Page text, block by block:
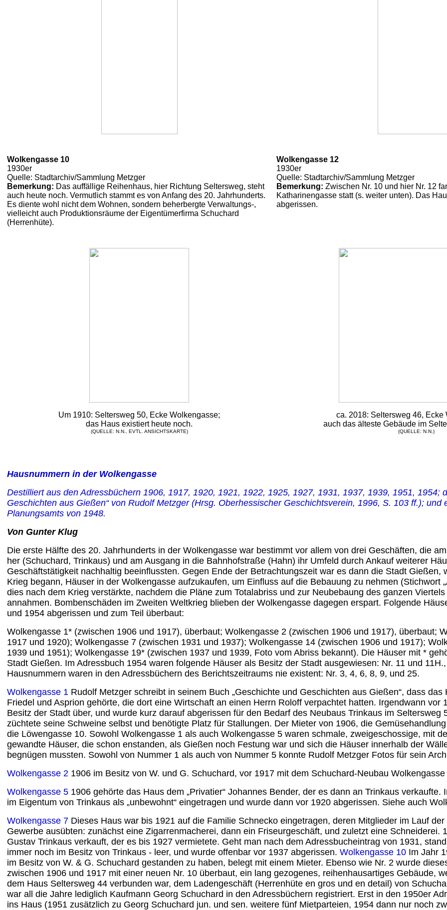
Wolkengasse 10
1930er
Quelle: Stadtarchiv/Sammlung Metzger
Bemerkung: Das auffällige Reihenhaus, hier Richtung Seltersweg, steht
auch heute noch. Vermutlich stammt es von Anfang des 20. Jahrhunderts.
Es diente wohl nicht dem Wohnen, sondern beherbergte Verwaltungs-,
vielleicht auch Produktionsräume der Eigentümerfirma Schuchard
(Herrenhüte).
Wolkengasse 12
1930er
Quelle: Stadtarchiv/Sammlung Metzger
Bemerkung: Zwischen Nr. 10 und hier Nr. 12
Katharinengasse statt (s. weiter unten). Das
abgerissen.
Um 1910: Seltersweg 50, Ecke Wolkengasse;
das Haus existiert heute noch.
(QUELLE: N.N., EVTL. ANSICHTSKARTE)
ca. 2018: Seltersweg 46, Ecke
auch das älteste Gebäude im
(QUELLE: N.N.)
Hausnummern in der Wolkengasse
Destilliert aus den Adressbüchern 1906, 1917, 1920, 1921, 1922, 1925, 1927, 1931, 1937, 1939, 1951, 1954;
Geschichten aus Gießen“ von Rudolf Metzger (Hrsg. Oberhessischer Geschichtsverein, 1996, S. 103 ff.); und
Planungsamts von 1948.
Von Gunter Klug
Die erste Hälfte des 20. Jahrhunderts in der Wolkengasse war bestimmt vor allem von drei Geschäften, die
her (Schuchard, Trinkaus) und am Ausgang in die Bahnhofstraße (Hahn) ihr Umfeld durch Ankauf weiterer
Geschäftstätigkeit nachhaltig beeinflussten. Gegen Ende der Betrachtungszeit war es dann die Stadt Gießen,
Krieg begann, Häuser in der Wolkengasse aufzukaufen, um Einfluss auf die Bebauung zu nehmen (Stichwort
dies nach dem Krieg verstärkte, nachdem die Pläne zum Totalabriss und zur Neubebaung des ganzen
annahmen. Bombenschäden im Zweiten Weltkrieg blieben der Wolkengasse dagegen erspart. Folgende
und 1954 abgerissen und zum Teil überbaut:
Wolkengasse 1* (zwischen 1906 und 1917), überbaut; Wolkengasse 2 (zwischen 1906 und 1917), überbaut;
1917 und 1920); Wolkengasse 7 (zwischen 1931 und 1937); Wolkengasse 14 (zwischen 1906 und 1917);
1939 und 1951); Wolkengasse 19* (zwischen 1937 und 1939, Foto vom Abriss bekannt). Die Häuser mit *
Stadt Gießen. Im Adressbuch 1954 waren folgende Häuser als Besitz der Stadt ausgewiesen: Nr. 11 und
Hausnummern waren in den Adressbüchern des Berichtszeitraums nie existent: Nr. 3, 4, 6, 8, 9, und 25.
Wolkengasse 1 Rudolf Metzger schreibt in seinem Buch „Geschichte und Geschichten aus Gießen“, dass das
Friedel und Asprion gehörte, die dort eine Wirtschaft an einen Herrn Roloff verpachtet hatten. Irgendwann vor
Besitz der Stadt über, und wurde kurz darauf abgerissen für den Bedarf des Neubaus Trinkaus im Seltersweg
züchtete seine Schweine selbst und benötigte Platz für Stallungen. Der Mieter von 1906, die
die Löwengasse 10. Sowohl Wolkengasse 1 als auch Wolkengasse 5 waren schmale, zweigeschossige, mit
gewandte Häuser, die schon enstanden, als Gießen noch Festung war und sich die Häuser innerhalb der
begnügen mussten. Sowohl von Nummer 1 als auch von Nummer 5 konnte Rudolf Metzger Fotos für sein
Wolkengasse 2 1906 im Besitz von W. und G. Schuchard, vor 1917 mit dem Schuchard-Neubau
Wolkengasse 5 1906 gehörte das Haus dem „Privatier“ Johannes Bender, der es dann an Trinkaus verkaufte.
im Eigentum von Trinkaus als „unbewohnt“ eingetragen und wurde dann vor 1920 abgerissen. Siehe auch
Wolkengasse 7 Dieses Haus war bis 1921 auf die Familie Schnecko eingetragen, deren Mitglieder im Lauf
Gewerbe ausübten: zunächst eine Zigarrenmacherei, dann ein Friseurgeschäft, und zuletzt eine Schneiderei.
Gustav Trinkaus verkauft, der es bis 1927 vermietete. Geht man nach dem Adressbucheintrag von 1931,
immer noch im Besitz von Trinkaus - leer, und wurde offenbar vor 1937 abgerissen. Wolkengasse 10 Im Jahr
im Besitz von W. & G. Schuchard gestanden zu haben, belegt mit einem Mieter. Ebenso wie Nr. 2 wurde
zwischen 1906 und 1917 mit einer neuen Nr. 10 überbaut, ein lang gezogenes, reihenhausartiges Gebäude,
dem Haus Seltersweg 44 verbunden war, dem Ladengeschäft (Herrenhüte en gros und en detail) von
war all die Jahre lediglich Kaufmann Georg Schuchard in den Adressbüchern registriert. Erst in den 1950er
ins Haus (1951 zusätzlich zu Georg Schuchard jun. und sen. weitere fünf Mietparteien, 1954 dann nur noch